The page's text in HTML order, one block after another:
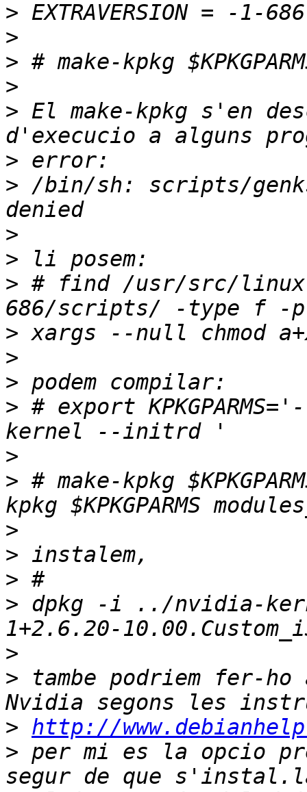
>
>
>
>
> El make-kpkg s'en
>
> /bin/sh: scripts/
>
>
> # find /usr/src/linux-
>
>
>
> # export
>
> # make-kpkg
>
>
>
> dpkg -i ../nvidia-
>
> tambe podriem fer-
> http://
> per mi es la opcio